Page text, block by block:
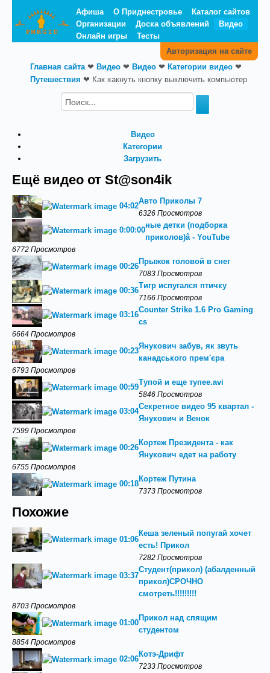
Афиша О Приднестровье
Каталог сайтов
Организации
Доска объявлений
Видео
Онлайн игры
Тесты
Авторизация на сайте
Главная сайта❤ Видео ❤ Видео ❤ Категории видео ❤
Путешествия ❤ Как хакнуть кнопку выключить компьютер
Видео
Категории
Загрузить
Ещё видео от St@son4ik
04:02
Авто Приколы 7
6326 Просмотров
0:00:00
ные детки (подборка
приколов)‬â - YouTube
6772 Просмотров
00:26
Прыжок головой в снег
7083 Просмотров
00:36
Тигр испугался птичку
7166 Просмотров
03:16
Counter Strike 1.6 Pro Gaming
cs
6664 Просмотров
00:23
Янукович забув, як звуть
канадського прем'єра
6793 Просмотров
00:59
Тупой и еще тупее.avi
5846 Просмотров
03:04
Секретное видео 95 квартал -
Янукович и Венок
7599 Просмотров
00:26
Кортеж Президента - как
Янукович едет на работу
6755 Просмотров
00:18
Кортеж Путина
7373 Просмотров
Похожие
01:06
Кеша зеленый попугай хочет
есть! Прикол
7282 Просмотров
03:37
Студент(прикол) (абалденный
прикол)СРОЧНО
смотреть!!!!!!!!!
8703 Просмотров
01:00
Прикол над спящим
студентом
8854 Просмотров
02:06
Котэ-Дрифт
7233 Просмотров